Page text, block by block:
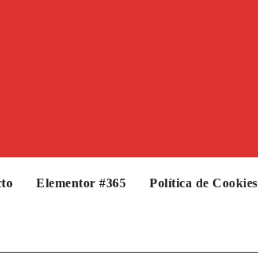
Elementor #365 Política de Cookies